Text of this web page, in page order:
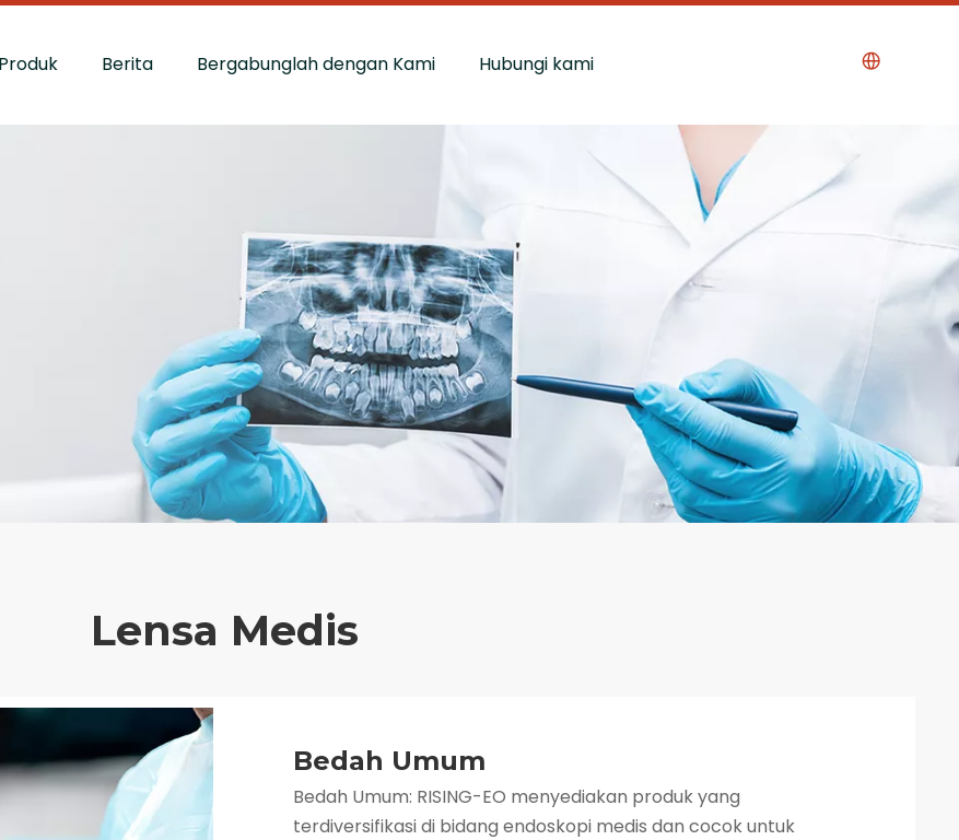
Produk Berita Bergabunglah dengan Kami Hubungi kami
Lensa Medis
Bedah Umum
Bedah Umum: RISING-EO menyediakan produk yang
terdiversifikasi di bidang endoskopi medis dan cocok untuk